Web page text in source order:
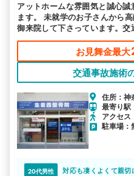
アットホームな雰囲気と誠心
ます。 未就学のお子さんから
御来院して下さっています。交
ので、どんな事でも一度ご相談
お見舞金最大
交通事故施術
住所：神
最寄り駅
アクセス
駐車場：
20代男性 対応も凄くよくて親切